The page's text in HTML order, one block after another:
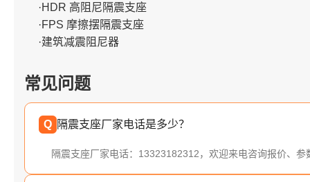
·HDR 高阻尼隔震支座
·FPS 摩擦摆隔震支座
·建筑减震阻尼器
常见问题
Q 隔震支座厂家电话是多少？
隔震支座厂家电话：13323182312，欢迎来电咨询报价、参